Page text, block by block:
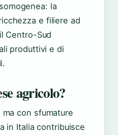
la
e filiere ad
Centro-Sud
produttivi e di
agricolo?
con sfumature
in Italia contribuisce